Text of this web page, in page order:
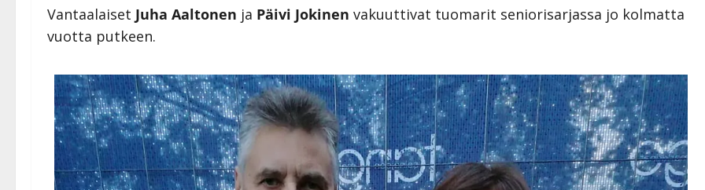
Vantaalaiset Juha Aaltonen ja Päivi Jokinen vakuuttivat tuomarit seniorisarjassa jo kolmatta
vuotta putkeen.